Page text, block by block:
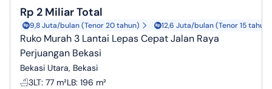
Rp 2 Miliar Total
9,8 Juta/bulan (Tenor 20 tahun) 12,6 Juta/bulan (Tenor 15 tahun)
Ruko Murah 3 Lantai Lepas Cepat Jalan Raya
Perjuangan Bekasi
Bekasi Utara, Bekasi
3LT: 77 m²LB: 196 m²